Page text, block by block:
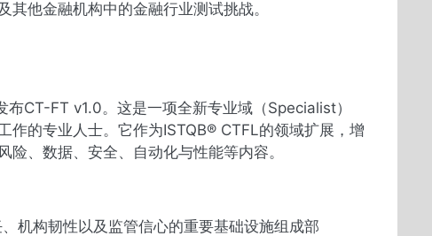
他金融机构中的金融行业测试挑战。
CT-FT v1.0。这是一项全新专业域（Specialist）
作的专业人士。它作为ISTQB® CTFL的领域扩展，增
、数据、安全、自动化与性能等内容。
机构韧性以及监管信心的重要基础设施组成部